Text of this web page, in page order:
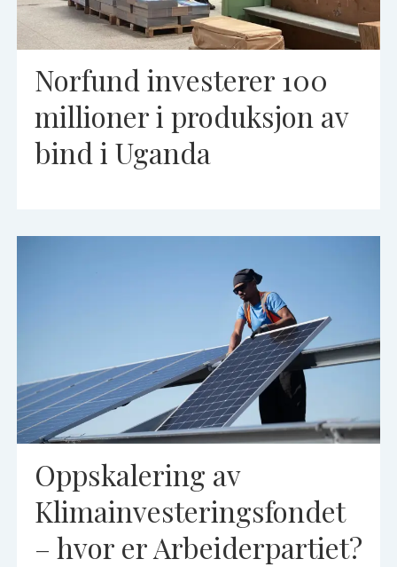
Norfund investerer 100
millioner i produksjon av
bind i Uganda
Oppskalering av
Klimainvesteringsfondet
– hvor er Arbeiderpartiet?